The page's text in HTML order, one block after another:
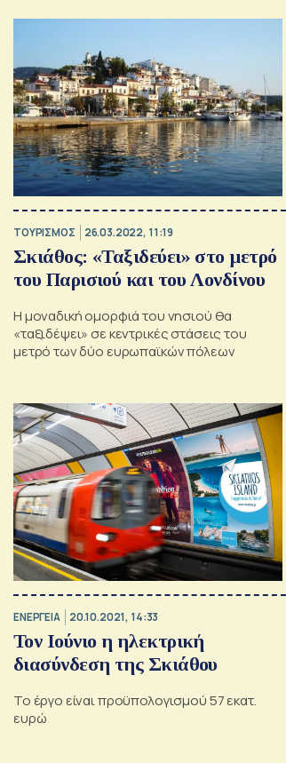
ΤΟΥΡΙΣΜΟΣ 26.03.2022, 11:19
Σκιάθος: «Ταξιδεύει» στο μετρό
του Παρισιού και του Λονδίνου
Η μοναδική ομορφιά του νησιού θα
«ταξιδέψει» σε κεντρικές στάσεις του
μετρό των δύο ευρωπαϊκών πόλεων
ΕΝΕΡΓΕΙΑ 20.10.2021, 14:33
Τον Ιούνιο η ηλεκτρική
διασύνδεση της Σκιάθου
Το έργο είναι προϋπολογισμού 57 εκατ.
ευρώ